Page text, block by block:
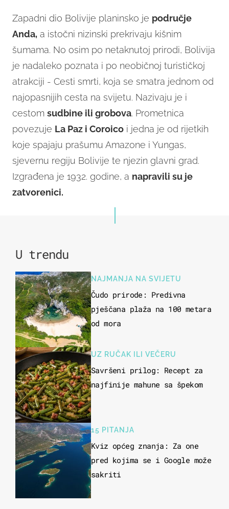
Zapadni dio Bolivije planinsko je područje
Anda, a istočni nizinski prekrivaju kišnim
šumama. No osim po netaknutoj prirodi, Bolivija
je nadaleko poznata i po neobičnoj turističkoj
atrakciji - Cesti smrti, koja se smatra jednom od
najopasnijih cesta na svijetu. Nazivaju je i
cestom sudbine ili grobova. Prometnica
povezuje La Paz i Coroico i jedna je od rijetkih
koje spajaju prašumu Amazone i Yungas,
sjevernu regiju Bolivije te njezin glavni grad.
Izgrađena je 1932. godine, a napravili su je
zatvorenici.
U trendu
NAJMANJA NA SVIJETU
Čudo prirode: Predivna
pješčana plaža na 100 metara
od mora
UZ RUČAK ILI VEČERU
Savršeni prilog: Recept za
najfinije mahune sa špekom
15 PITANJA
Kviz općeg znanja: Za one
pred kojima se i Google može
sakriti